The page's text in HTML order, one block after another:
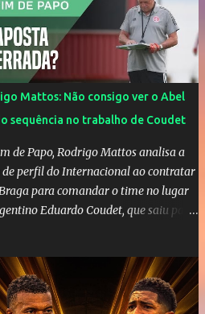
Queria esclarecer que eu e
nunca tivemos nenhum tipo de
nem de fã porque sou fã dele", disse
Kimak. A influencer também contou
diversos ataques na internet
a época em que foi contratada para
divulgação de uma live do Gusttavo
Manaus, capital do Amazonas. "Fui
onde seria o show, divulguei e no
foi feita a live que eu não pude
estava me sentindo mal", explicou
A relação chegou ao fim após
e houve rumores de uma suposta
do canto...
Mattos: Não consigo ver o Abel
sequência no trabalho de Coudet
de Papo, Rodrigo Mattos analisa a
perfil do Internacional ao contratar
para comandar o time no lugar
Eduardo Coudet, que saiu para